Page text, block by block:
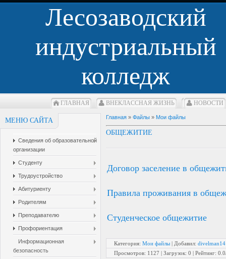
Лесозаводский
индустриальный
колледж
ГЛАВНАЯ ВНЕКЛАCСНАЯ ЖИЗНЬ НОВОСТИ
МЕНЮ САЙТА
Сведения об образовательной
организации
Студенту
Трудоустройство
Абитуриенту
Родителям
Преподавателю
Профориентация
Информационная
безопасность
Главная » Файлы » Мои файлы
ОБЩЕЖИТИЕ
Договор заселение в
Правила проживания в
Студенческое общежитие
Категория: Мои файлы | Добавил: divelman14
Просмотров: 1127 | Загрузок: 0 | Рейтинг: 0.0